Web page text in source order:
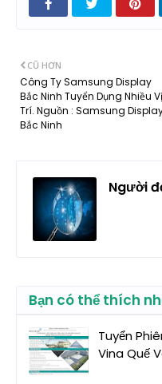
CŨ HƠN
Công Ty Samsung Display
Bắc Ninh Tuyển Dụng Nhiều Vị
Trí. Nguồn : Samsung
Bắc Ninh
Người
Bạn có thể thích
Tuyển
Vina Quế